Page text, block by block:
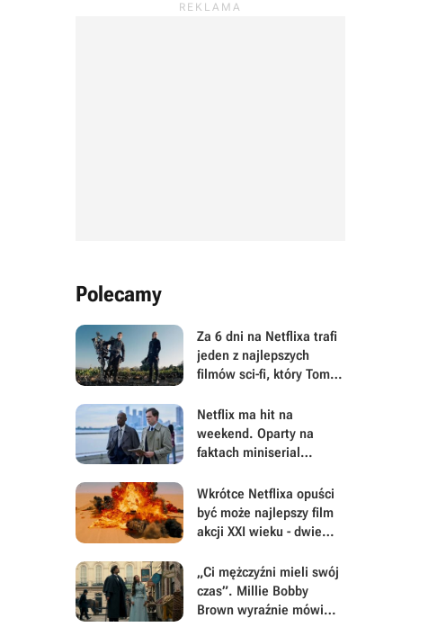
Polecamy
Za 6 dni na Netflixa trafi
jeden z najlepszych
filmów sci-fi, który Tom
zaprezentowali 3 razy w
ciągu 24 godzin na całym
świecie
Netflix ma hit na
weekend. Oparty na
faktach miniserial
godziny po premierze
Wkrótce Netflixa opuści
być może najlepszy film
akcji XXI wieku - dwie
adrenaliny
„Ci mężczyźni mieli swój
czas”. Millie Bobby
Brown wyraźnie mówi